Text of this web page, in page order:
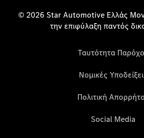
© 2026 Star Automotive Ελλάς
την επιφύλαξη παντός
Ταυτότητα
Νομικές
Πολιτική
Social Media